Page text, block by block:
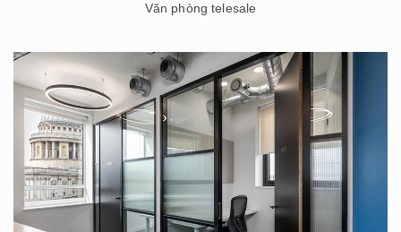
Văn phòng telesale